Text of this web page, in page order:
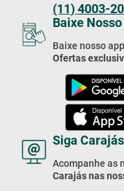
(11) 4003-
Baixe
Baixe nosso
Ofertas
Siga
Acompanhe as
Carajás nas